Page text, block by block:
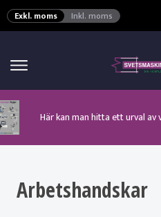
Exkl. moms Inkl. moms
Klicka här för att se alla
Här kan man hitta ett urval
Nyhet! Lägesställare,
Nyhet! Tig-svets
Nyhet! Tig-svets
Nyhet! Nya
Nyhet! MinarcMig 190 Auto
Arbetshandskar
VISA VARUKORGEN